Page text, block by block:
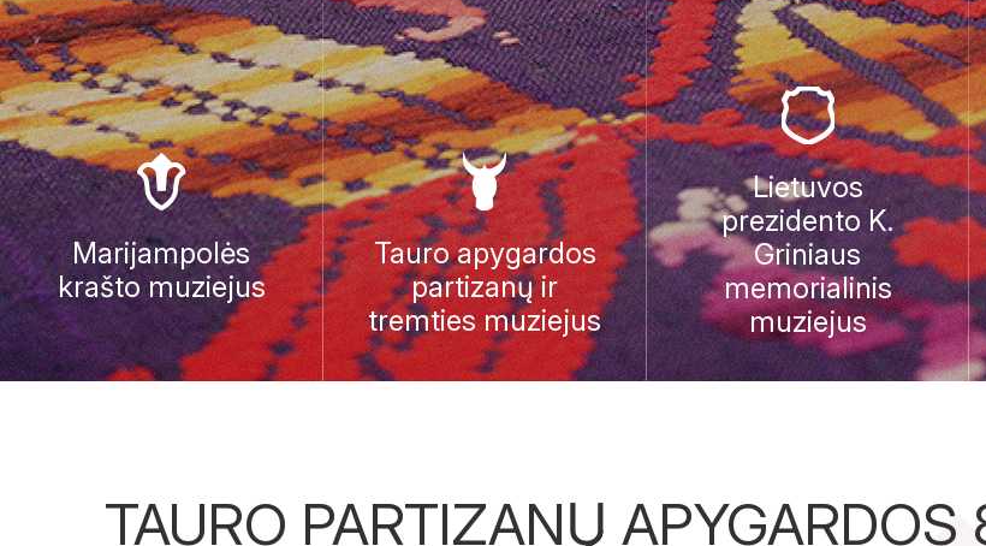
Marijampolės
krašto muziejus
Tauro apygardos
partizanų ir
tremties muziejus
Lietuvos
prezidento K.
Griniaus
memorialinis
muziejus
TAURO PARTIZANŲ